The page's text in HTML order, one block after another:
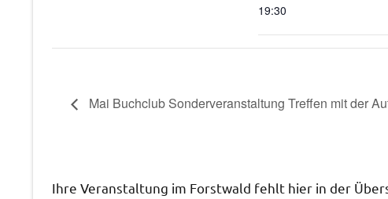
19:30
Mai Buchclub Sonderveranstaltung Treffen mit der
Ihre Veranstaltung im Forstwald fehlt hier in der